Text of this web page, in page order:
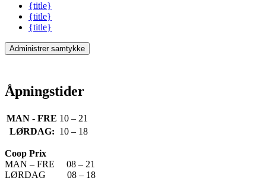
{title}
{title}
{title}
Administrer samtykke
Åpningstider
MAN - FRE 10 – 21
LØRDAG: 10 – 18
Coop Prix
MAN – FRE 08 – 21
LØRDAG 08 – 18